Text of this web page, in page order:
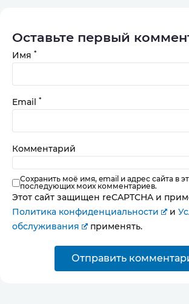
Оставьте первый
Имя *
Email *
Комментарий
Сохранить моё имя, email и адрес сайта в
последующих моих комментариев.
Этот сайт защищен reCAPTCHA и
Политика конфиденциальности
и
обслуживания
применять.
Отправить